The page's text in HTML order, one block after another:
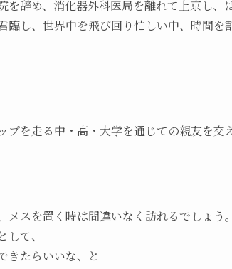
辞め、消化器外科医局を離れて上京し、は
し、世界中を飛び回り忙しい中、時間を
を走る中・高・大学を通じての親友を交
スを置く時は間違いなく訪れるでしょう。
て、
きたらいいな、と